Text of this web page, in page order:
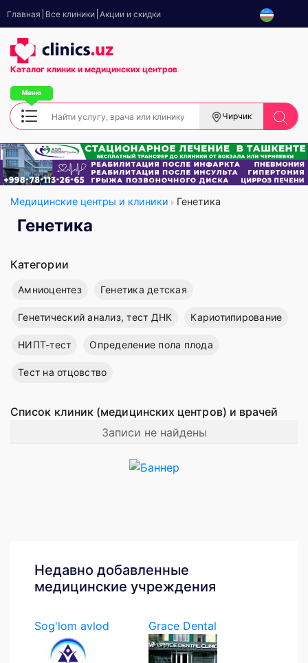
Главная Все клиники Акции и скидки
Каталог клиник и медицинских центров
Чирчик
Медицинские центры и клиники Генетика
Генетика
Категории
Амниоцентез Генетика детская
Генетический анализ, тест ДНК Кариотипирование
НИПТ-тест Определение пола плода
Тест на отцовство
Список клиник (медицинских центров) и врачей
Записи не найдены
Недавно добавленные
медицинские учреждения
Sog'lom avlod Grace Dental